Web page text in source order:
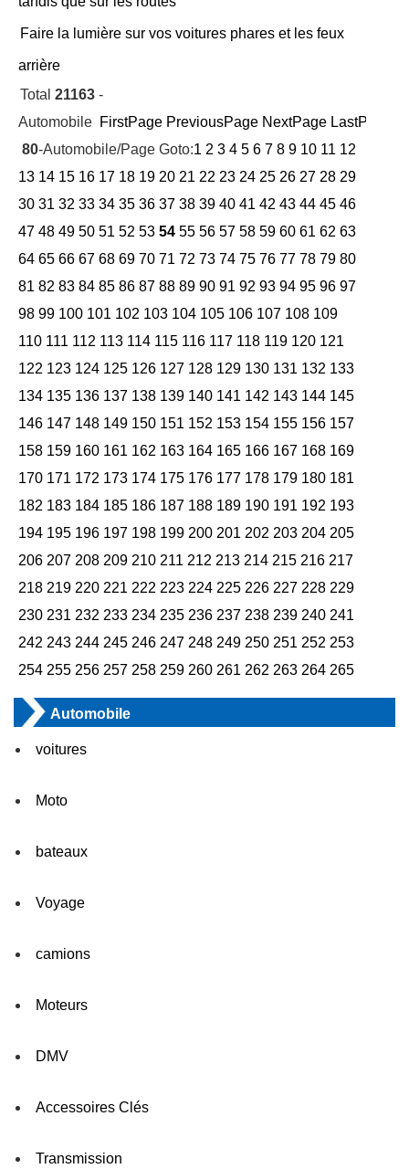
Faire la lumière sur vos voitures phares et les feux
arrière
Total 21163 -
Automobile FirstPage PreviousPage NextPage LastPage
80-Automobile/Page Goto:1 2 3 4 5 6 7 8 9 10 11 12
13 14 15 16 17 18 19 20 21 22 23 24 25 26 27 28 29
30 31 32 33 34 35 36 37 38 39 40 41 42 43 44 45 46
47 48 49 50 51 52 53 54 55 56 57 58 59 60 61 62 63
64 65 66 67 68 69 70 71 72 73 74 75 76 77 78 79 80
81 82 83 84 85 86 87 88 89 90 91 92 93 94 95 96 97
98 99 100 101 102 103 104 105 106 107 108 109
110 111 112 113 114 115 116 117 118 119 120 121
122 123 124 125 126 127 128 129 130 131 132 133
134 135 136 137 138 139 140 141 142 143 144 145
146 147 148 149 150 151 152 153 154 155 156 157
158 159 160 161 162 163 164 165 166 167 168 169
170 171 172 173 174 175 176 177 178 179 180 181
182 183 184 185 186 187 188 189 190 191 192 193
194 195 196 197 198 199 200 201 202 203 204 205
206 207 208 209 210 211 212 213 214 215 216 217
218 219 220 221 222 223 224 225 226 227 228 229
230 231 232 233 234 235 236 237 238 239 240 241
242 243 244 245 246 247 248 249 250 251 252 253
254 255 256 257 258 259 260 261 262 263 264 265
Automobile
voitures
Moto
bateaux
Voyage
camions
Moteurs
DMV
Accessoires Clés
Transmission